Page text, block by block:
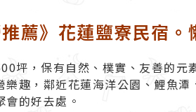
薦》花蓮鹽寮民宿。
坪，保有自然、樸實、友善的
樂趣，鄰近花蓮海洋公園、鯉魚
的好去處。